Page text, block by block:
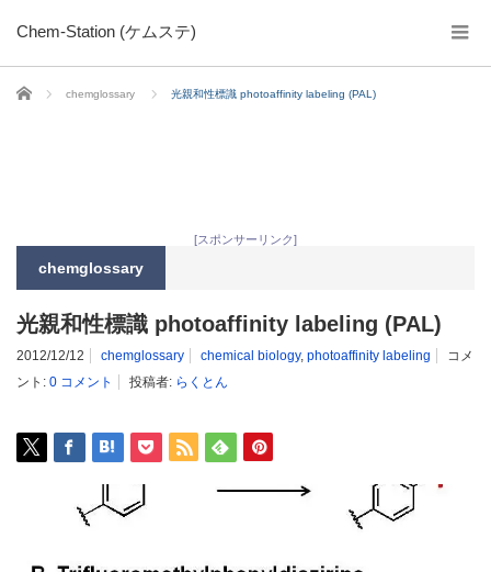
Chem-Station (ケムステ)
ホーム chemglossary 光親和性標識 photoaffinity labeling (PAL)
[スポンサーリンク]
chemglossary
光親和性標識 photoaffinity labeling (PAL)
2012/12/12 chemglossary chemical biology, photoaffinity labeling
コメ
ント: 0 コメント 投稿者: らくとん